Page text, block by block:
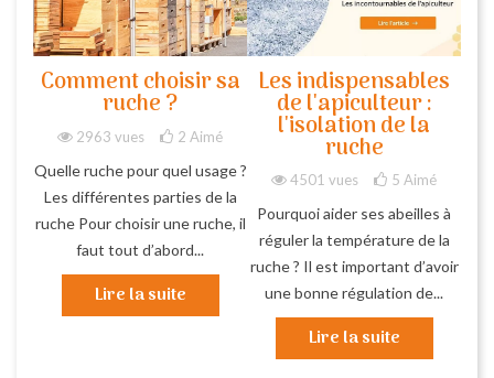
Comment choisir sa
ruche ?
2963 vues 2 Aimé
Quelle ruche pour quel usage ?
Les différentes parties de la
ruche Pour choisir une ruche, il
faut tout d’abord...
Lire la suite
Les indispensables
de l'apiculteur :
l'isolation de la
ruche
4501 vues 5 Aimé
Pourquoi aider ses abeilles à
réguler la température de la
ruche ? Il est important d’avoir
une bonne régulation de...
Lire la suite